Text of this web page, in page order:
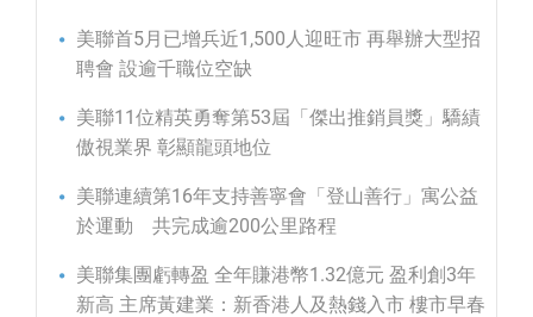
美聯首5月已增兵近1,500人迎旺市 再舉辦大型招
聘會 設逾千職位空缺
美聯11位精英勇奪第53屆「傑出推銷員獎」驕績
傲視業界 彰顯龍頭地位
美聯連續第16年支持善寧會「登山善行」寓公益
於運動 共完成逾200公里路程
美聯集團虧轉盈 全年賺港幣1.32億元 盈利創3年
新高 主席黃建業：新香港人及熱錢入市 樓市早春